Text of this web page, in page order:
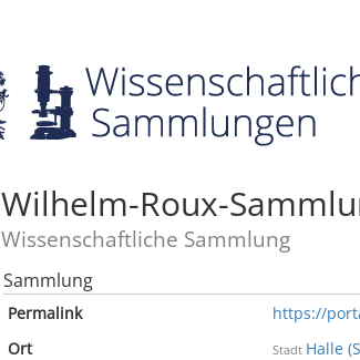
Wilhelm-Roux-
Wissenschaftliche Sammlung
Sammlung
Permalink
https://
Ort
Stadt Halle